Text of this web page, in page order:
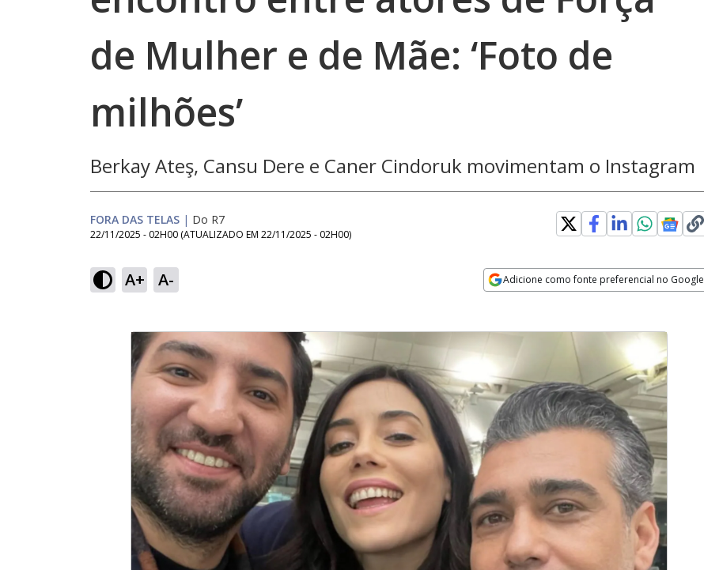
de Mulher e de Mãe: ‘Foto de
milhões’
Berkay Ateş, Cansu Dere e Caner Cindoruk movimentam o Instagram
FORA DAS TELAS | Do R7
22/11/2025 - 02H00 (ATUALIZADO EM 22/11/2025 - 02H00)
A+ A- Adicione como fonte preferencial no Google